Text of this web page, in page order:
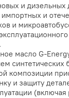
и дизельных
и
и
масло G-
синтетических
композиции
и защиту
(включая